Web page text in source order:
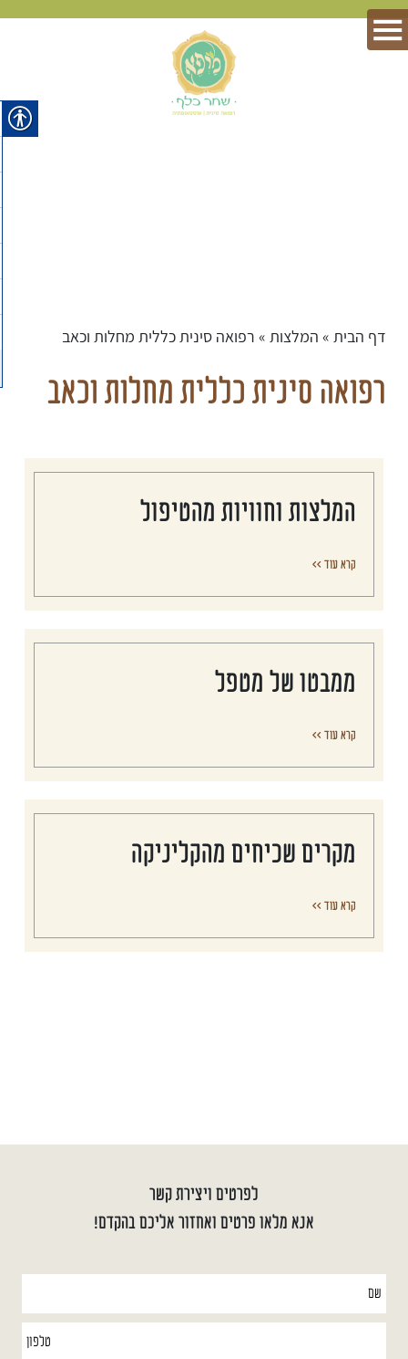
דף הבית» המלצות» רפואה סינית כללית מחלות וכאב
רפואה סינית כללית מחלות וכאב
המלצות וחוויות מהטיפול
קרא עוד >>
ממבטו של מטפל
קרא עוד >>
מקרים שכיחים מהקליניקה
קרא עוד >>
לפרטים ויצירת קשר
אנא מלאו פרטים ואחזור אליכם בהקדם!